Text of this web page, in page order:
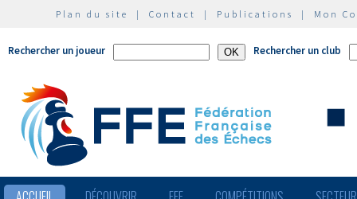
Plan du site | Contact | Publications | Mon
Rechercher un joueur Rechercher un club